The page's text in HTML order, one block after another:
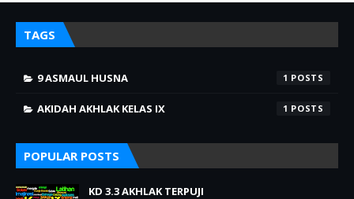
TAGS
9 ASMAUL HUSNA 1
AKIDAH AKHLAK KELAS IX 1
POPULAR POSTS
KD 3.3 AKHLAK TERPUJI